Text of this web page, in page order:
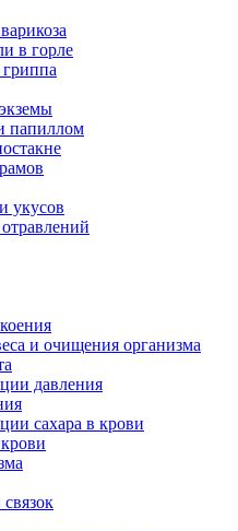
в горле
папиллом
укусов
и очищения организма
давления
сахара в крови